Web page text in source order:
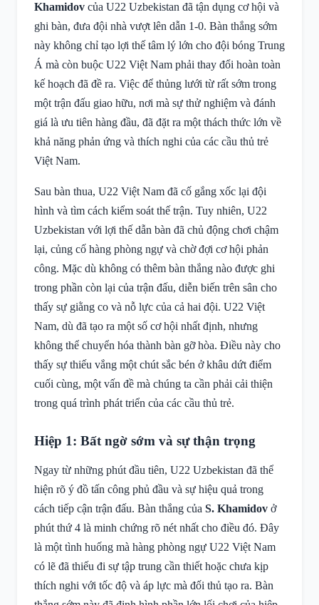
Khamidov của U22 Uzbekistan đã tận dụng cơ hội và
ghi bàn, đưa đội nhà vượt lên dẫn 1-0. Bàn thắng sớm
này không chỉ tạo lợi thế tâm lý lớn cho đội bóng Trung
Á mà còn buộc U22 Việt Nam phải thay đổi hoàn toàn
kế hoạch đã đề ra. Việc để thủng lưới từ rất sớm trong
một trận đấu giao hữu, nơi mà sự thử nghiệm và đánh
giá là ưu tiên hàng đầu, đã đặt ra một thách thức lớn về
khả năng phản ứng và thích nghi của các cầu thủ trẻ
Việt Nam.
Sau bàn thua, U22 Việt Nam đã cố gắng xốc lại đội
hình và tìm cách kiểm soát thế trận. Tuy nhiên, U22
Uzbekistan với lợi thế dẫn bàn đã chủ động chơi chậm
lại, củng cố hàng phòng ngự và chờ đợi cơ hội phản
công. Mặc dù không có thêm bàn thắng nào được ghi
trong phần còn lại của trận đấu, diễn biến trên sân cho
thấy sự giằng co và nỗ lực của cả hai đội. U22 Việt
Nam, dù đã tạo ra một số cơ hội nhất định, nhưng
không thể chuyển hóa thành bàn gỡ hòa. Điều này cho
thấy sự thiếu vắng một chút sắc bén ở khâu dứt điểm
cuối cùng, một vấn đề mà chúng ta cần phải cải thiện
trong quá trình phát triển của các cầu thủ trẻ.
Hiệp 1: Bất ngờ sớm và sự thận trọng
Ngay từ những phút đầu tiên, U22 Uzbekistan đã thể
hiện rõ ý đồ tấn công phủ đầu và sự hiệu quả trong
cách tiếp cận trận đấu. Bàn thắng của S. Khamidov ở
phút thứ 4 là minh chứng rõ nét nhất cho điều đó. Đây
là một tình huống mà hàng phòng ngự U22 Việt Nam
có lẽ đã thiếu đi sự tập trung cần thiết hoặc chưa kịp
thích nghi với tốc độ và áp lực mà đối thủ tạo ra. Bàn